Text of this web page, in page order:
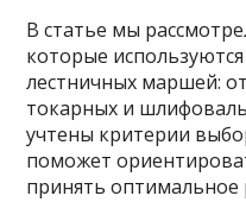
В статье мы
которые
лестничных маршей:
токарных и
учтены критерии
поможет
принять оптимальное